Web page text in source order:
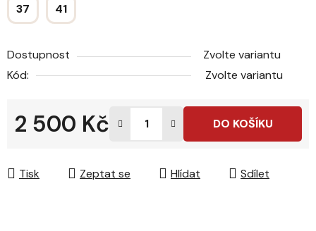
37 41
Dostupnost
Zvolte variantu
Kód:
Zvolte variantu
2 500 Kč DO KOŠÍKU
Tisk Zeptat se Hlídat Sdílet